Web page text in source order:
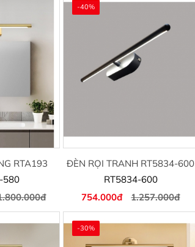
RTA193
580
-40%
ĐÈN RỌI TRANH RT5834-600
RT5834-600
754.000đ
1.257.000đ
-30%